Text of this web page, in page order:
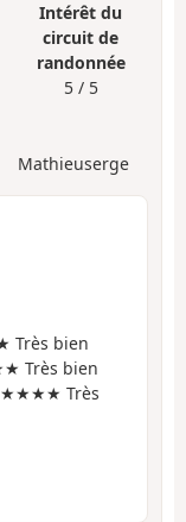
Intérêt du
circuit de
randonnée
5 / 5
Mathieuserge
bien
Très bien
Très